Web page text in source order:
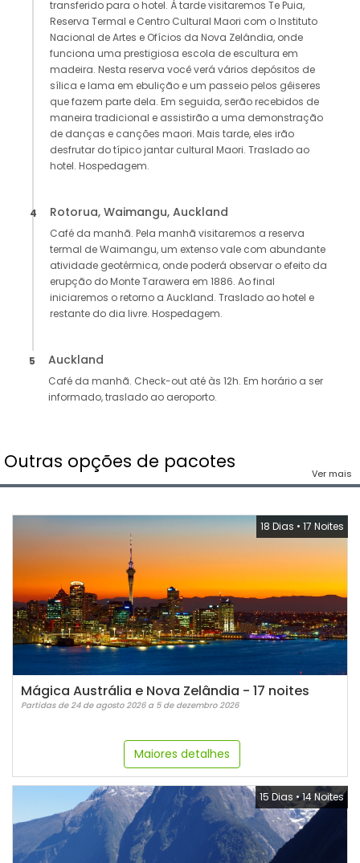
transferido para o hotel. À tarde visitaremos Te Puia,
Reserva Termal e Centro Cultural Maori com o Instituto
Nacional de Artes e Ofícios da Nova Zelândia, onde
funciona uma prestigiosa escola de escultura em
madeira. Nesta reserva você verá vários depósitos de
sílica e lama em ebulição e um passeio pelos gêiseres
que fazem parte dela. Em seguida, serão recebidos de
maneira tradicional e assistirão a uma demonstração
de danças e canções maori. Mais tarde, eles irão
desfrutar do típico jantar cultural Maori. Traslado ao
hotel. Hospedagem.
4 Rotorua, Waimangu, Auckland
Café da manhã. Pela manhã visitaremos a reserva
termal de Waimangu, um extenso vale com abundante
atividade geotérmica, onde poderá observar o efeito da
erupção do Monte Tarawera em 1886. Ao final
iniciaremos o retorno a Auckland. Traslado ao hotel e
restante do dia livre. Hospedagem.
5 Auckland
Café da manhã. Check-out até às 12h. Em horário a ser
informado, traslado ao aeroporto.
Outras opções de pacotes
Ver mais
18 Dias • 17 Noites
Mágica Austrália e Nova Zelândia - 17 noites
Partidas de 24 de agosto 2026 a 5 de dezembro 2026
Maiores detalhes
15 Dias •14 Noites